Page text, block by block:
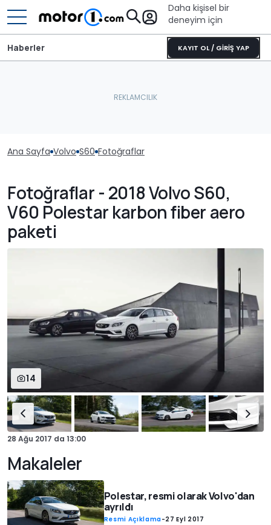
Daha kişisel bir
deneyim için
KAYIT OL / GİRİŞ YAP
Haberler
Ana Sayfa Volvo S60 Fotoğraflar
Fotoğraflar - 2018 Volvo S60,
V60 Polestar karbon fiber aero
paketi
14
28 Ağu 2017 da 13:00
Makaleler
Polestar, resmi olarak Volvo'dan
ayrıldı
Resmi Açıklama-27 Eyl 2017